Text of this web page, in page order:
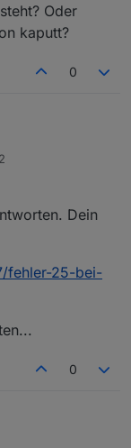
Oder
kaputt?
0
response
not empty,
.clone-
run can be found
steht?
installation
Dein
fehler-25-bei-
0